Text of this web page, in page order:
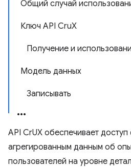
Общий случай
Ключ API CruX
Получение и
Модель данных
Записывать
API CrUX обеспечивает
агрегированным данным об
пользователей на уровне